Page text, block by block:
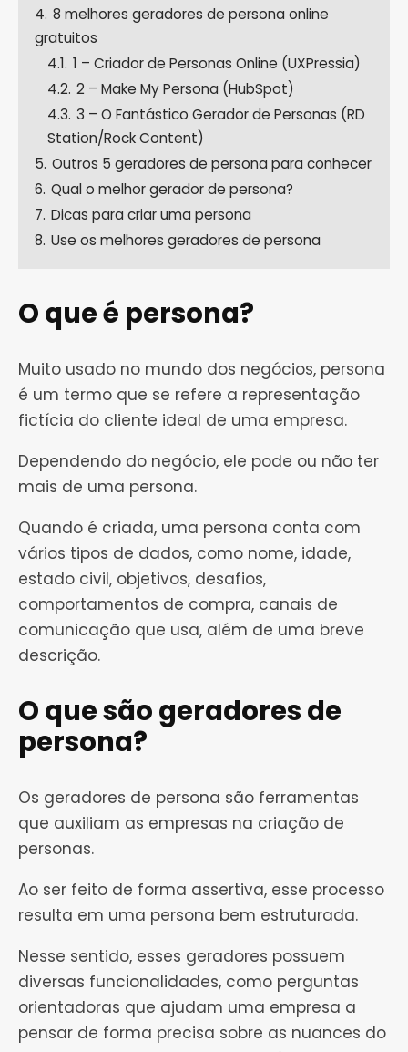
4. 8 melhores geradores de persona online
gratuitos
4.1. 1 – Criador de Personas Online (UXPressia)
4.2. 2 – Make My Persona (HubSpot)
4.3. 3 – O Fantástico Gerador de Personas (RD
Station/Rock Content)
5. Outros 5 geradores de persona para conhecer
6. Qual o melhor gerador de persona?
7. Dicas para criar uma persona
8. Use os melhores geradores de persona
O que é persona?
Muito usado no mundo dos negócios, persona
é um termo que se refere a representação
fictícia do cliente ideal de uma empresa.
Dependendo do negócio, ele pode ou não ter
mais de uma persona.
Quando é criada, uma persona conta com
vários tipos de dados, como nome, idade,
estado civil, objetivos, desafios,
comportamentos de compra, canais de
comunicação que usa, além de uma breve
descrição.
O que são geradores de
persona?
Os geradores de persona são ferramentas
que auxiliam as empresas na criação de
personas.
Ao ser feito de forma assertiva, esse processo
resulta em uma persona bem estruturada.
Nesse sentido, esses geradores possuem
diversas funcionalidades, como perguntas
orientadoras que ajudam uma empresa a
pensar de forma precisa sobre as nuances do